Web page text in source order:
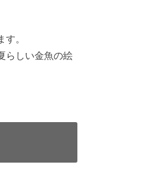
。
らしい金魚の絵